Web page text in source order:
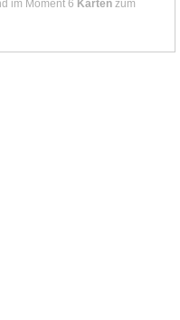
im Moment 6 Kartenzum